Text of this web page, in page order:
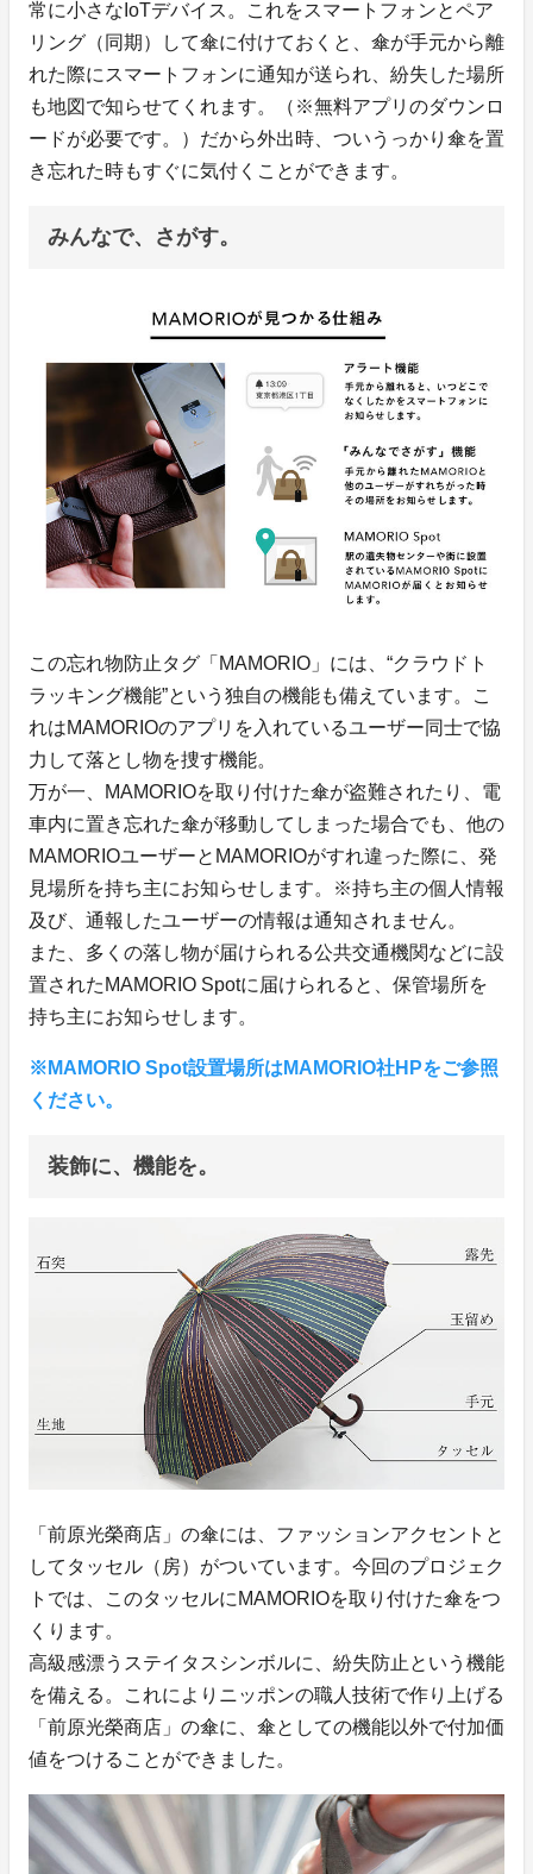
常に小さなIoTデバイス。これをスマートフォンとペア
リング（同期）して傘に付けておくと、傘が手元から離
れた際にスマートフォンに通知が送られ、紛失した場所
も地図で知らせてくれます。（※無料アプリのダウンロ
ードが必要です。）だから外出時、ついうっかり傘を置
き忘れた時もすぐに気付くことができます。
みんなで、さがす。
この忘れ物防止タグ「MAMORIO」には、“クラウドト
ラッキング機能”という独自の機能も備えています。こ
れはMAMORIOのアプリを入れているユーザー同士で協
力して落とし物を捜す機能。
万が一、MAMORIOを取り付けた傘が盗難されたり、電
車内に置き忘れた傘が移動してしまった場合でも、他の
MAMORIOユーザーとMAMORIOがすれ違った際に、発
見場所を持ち主にお知らせします。※持ち主の個人情報
及び、通報したユーザーの情報は通知されません。
また、多くの落し物が届けられる公共交通機関などに設
置されたMAMORIO Spotに届けられると、保管場所を
持ち主にお知らせします。
※MAMORIO Spot設置場所はMAMORIO社HPをご参照
ください。
装飾に、機能を。
「前原光榮商店」の傘には、ファッションアクセントと
してタッセル（房）がついています。今回のプロジェク
トでは、このタッセルにMAMORIOを取り付けた傘をつ
くります。
高級感漂うステイタスシンボルに、紛失防止という機能
を備える。これによりニッポンの職人技術で作り上げる
「前原光榮商店」の傘に、傘としての機能以外で付加価
値をつけることができました。